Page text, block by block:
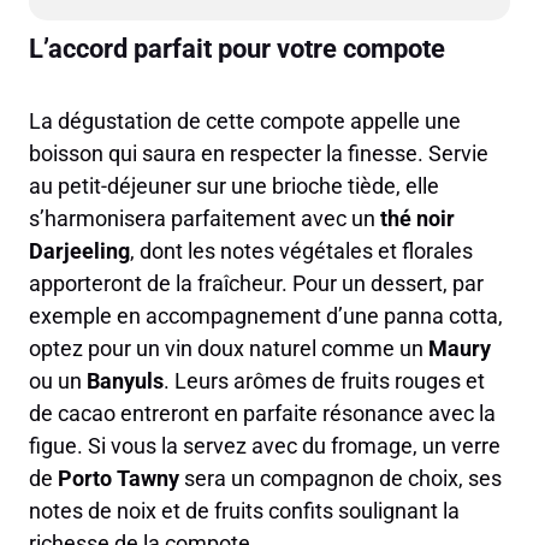
L’accord parfait pour votre compote
La dégustation de cette compote appelle une
boisson qui saura en respecter la finesse. Servie
au petit-déjeuner sur une brioche tiède, elle
s’harmonisera parfaitement avec un thé noir
Darjeeling, dont les notes végétales et florales
apporteront de la fraîcheur. Pour un dessert, par
exemple en accompagnement d’une panna cotta,
optez pour un vin doux naturel comme un Maury
ou un Banyuls. Leurs arômes de fruits rouges et
de cacao entreront en parfaite résonance avec la
figue. Si vous la servez avec du fromage, un verre
de Porto Tawny sera un compagnon de choix, ses
notes de noix et de fruits confits soulignant la